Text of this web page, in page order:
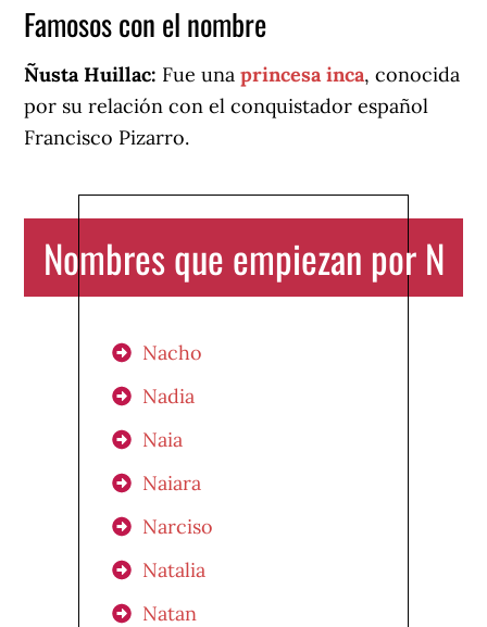
Famosos con el nombre
Ñusta Huillac: Fue unaprincesa inca, conocida
por su relación con el conquistador español
Francisco Pizarro.
Nombres que empiezan por N
Nacho
Nadia
Naia
Naiara
Narciso
Natalia
Natan